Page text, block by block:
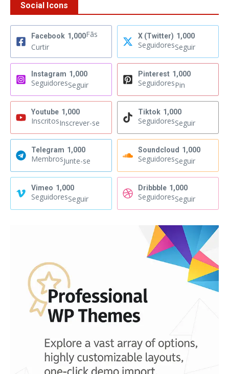
Social Icons
Facebook 1,000Fãs
Curtir
X (Twitter) 1,000
SeguidoresSeguir
Instagram 1,000
SeguidoresSeguir
Pinterest 1,000
SeguidoresPin
Youtube 1,000
InscritosInscrever-se
Tiktok 1,000
SeguidoresSeguir
Telegram 1,000
MembrosJunte-se
Soundcloud 1,000
SeguidoresSeguir
Vimeo 1,000
SeguidoresSeguir
Dribbble 1,000
SeguidoresSeguir